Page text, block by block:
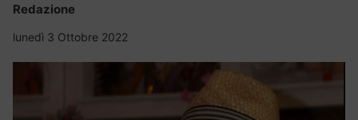
Redazione
lunedì 3 Ottobre 2022